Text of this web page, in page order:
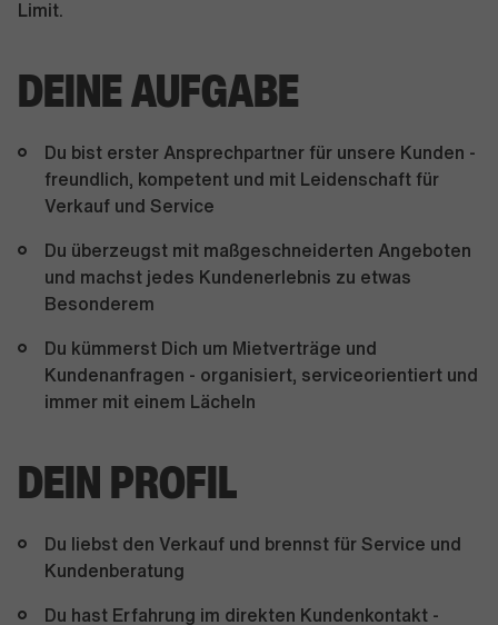
Limit.
DEINE AUFGABE
Du bist erster Ansprechpartner für unsere Kunden -
freundlich, kompetent und mit Leidenschaft für
Verkauf und Service
Du überzeugst mit maßgeschneiderten Angeboten
und machst jedes Kundenerlebnis zu etwas
Besonderem
Du kümmerst Dich um Mietverträge und
Kundenanfragen - organisiert, serviceorientiert und
immer mit einem Lächeln
DEIN PROFIL
Du liebst den Verkauf und brennst für Service und
Kundenberatung
Du hast Erfahrung im direkten Kundenkontakt -